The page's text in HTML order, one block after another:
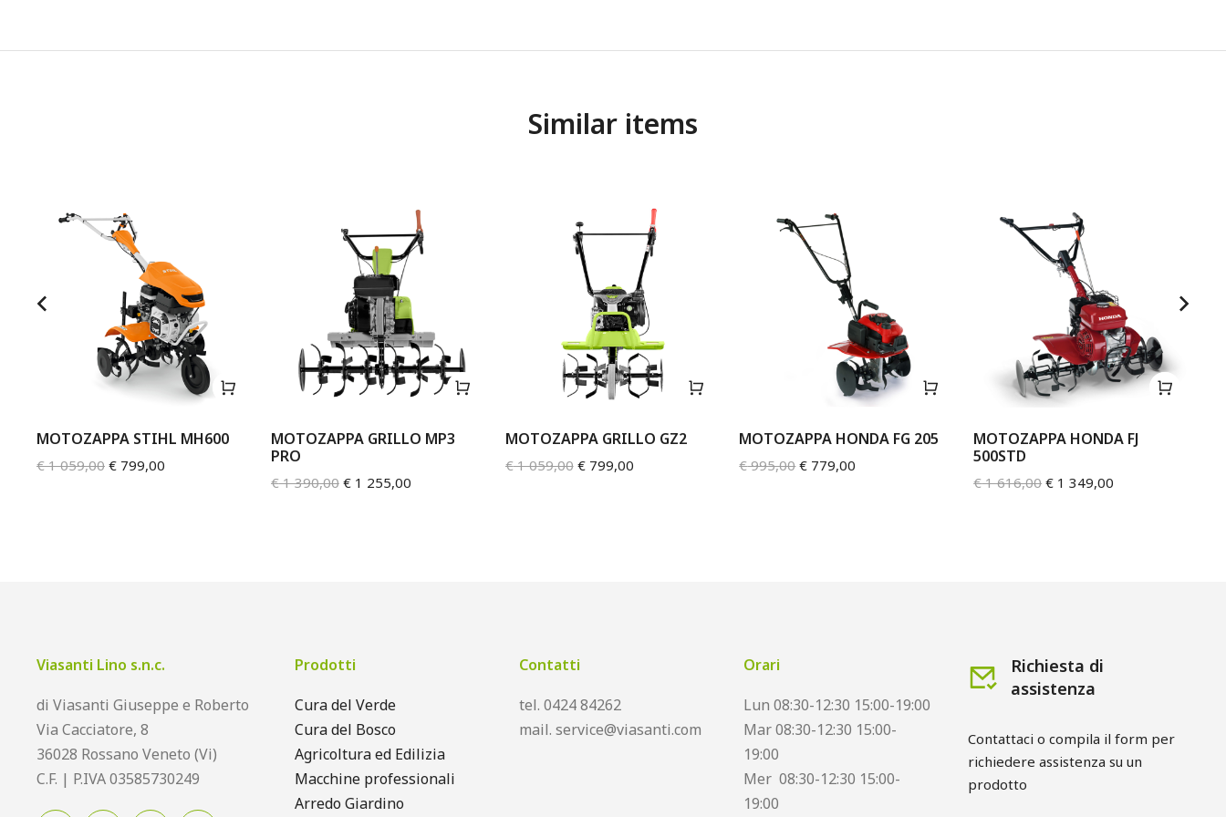
Similar items
MOTOZAPPA STIHL MH600
€1 059,00 €799,00
MOTOZAPPA GRILLO MP3
PRO
€1 390,00 €1 255,00
MOTOZAPPA GRILLO GZ2
€1 059,00 €799,00
MOTOZAPPA HONDA FG 205
€995,00 € 779,00
MOTOZAPPA HONDA FJ
500STD
€1 616,00 € 1 349,00
Viasanti Lino s.n.c.
di Viasanti Giuseppe e Roberto
Via Cacciatore, 8
36028 Rossano Veneto (Vi)
C.F. | P.IVA 03585730249
Prodotti
Cura del Verde
Cura del Bosco
Agricoltura ed Edilizia
Macchine professionali
Arredo Giardino
Contatti
tel. 0424 84262
mail. service@viasanti.com
Orari
Lun 08:30-12:30 15:00-19:00
Mar 08:30-12:30 15:00-
19:00
Mer 08:30-12:30 15:00-
19:00
Richiesta di
assistenza
Contattaci o compila il form per
richiedere assistenza su un
prodotto